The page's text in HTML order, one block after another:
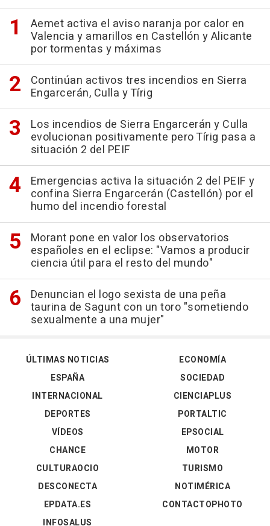
Aemet activa el aviso naranja por calor en
Valencia y amarillos en Castellón y Alicante
por tormentas y máximas
Continúan activos tres incendios en Sierra
Engarcerán, Culla y Tírig
Los incendios de Sierra Engarcerán y Culla
evolucionan positivamente pero Tírig pasa a
situación 2 del PEIF
Emergencias activa la situación 2 del PEIF y
confina Sierra Engarcerán (Castellón) por el
humo del incendio forestal
Morant pone en valor los observatorios
españoles en el eclipse: "Vamos a producir
ciencia útil para el resto del mundo"
Denuncian el logo sexista de una peña
taurina de Sagunt con un toro "sometiendo
sexualmente a una mujer"
ÚLTIMAS NOTICIAS
ESPAÑA
INTERNACIONAL
DEPORTES
VÍDEOS
ECONOMÍA
SOCIEDAD
CIENCIAPLUS
PORTALTIC
EPSOCIAL
CHANCE
CULTURAOCIO
DESCONECTA
EPDATA.ES
INFOSALUS
MOTOR
TURISMO
NOTIMÉRICA
CONTACTOPHOTO